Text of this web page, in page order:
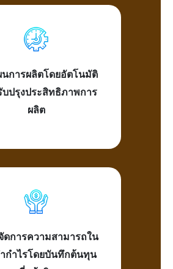
นการผลิตโดยอัตโนมัติ
บปรุงประสิทธิภาพการ
ผลิต
ดการความสามารถใน
กำไรโดยบันทึกต้นทุน